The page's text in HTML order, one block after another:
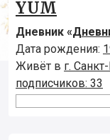
YUM
Дневник «
Дата рождения:
Живёт в г.
подписчиков: 33